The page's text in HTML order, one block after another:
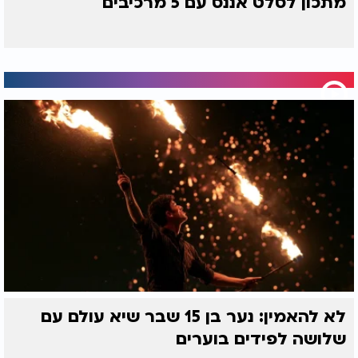
לא להאמין: נער בן 15 שבר שיא עולם עם
שלושה לפידים בוערים